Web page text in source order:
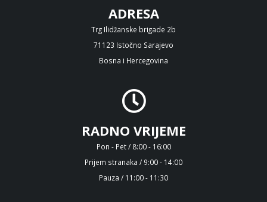
ADRESA
Trg Ilidžanske brigade 2b
71123 Istočno Sarajevo
Bosna i Hercegovina
RADNO VRIJEME
Pon - Pet / 8:00 - 16:00
Prijem stranaka / 9:00 - 14:00
Pauza / 11:00 - 11:30